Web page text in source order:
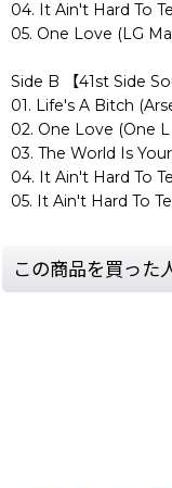
04. It Ain't Hard To
05. One Love (LG
Side B 【41st Side
01. Life's A Bitch
02. One Love (One
03. The World Is
04. It Ain't Hard To
05. It Ain't Hard To
この商品を買った